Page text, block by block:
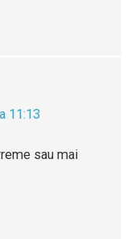
11:13
sau mai